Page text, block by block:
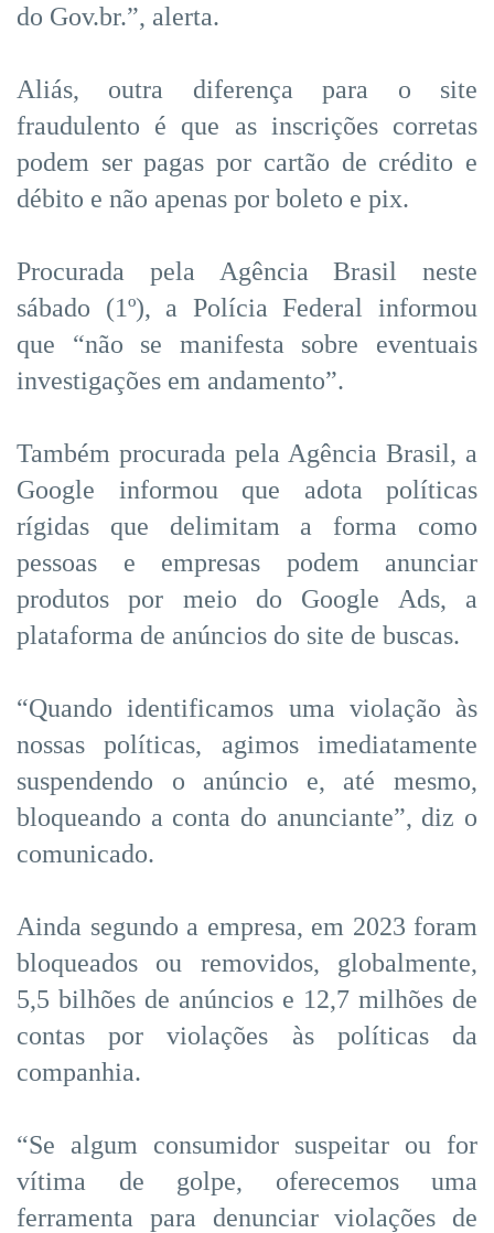
do Gov.br.”, alerta.
Aliás, outra diferença para o site
fraudulento é que as inscrições corretas
podem ser pagas por cartão de crédito e
débito e não apenas por boleto e pix.
Procurada pela Agência Brasil neste
sábado (1º), a Polícia Federal informou
que “não se manifesta sobre eventuais
investigações em andamento”.
Também procurada pela Agência Brasil, a
Google informou que adota políticas
rígidas que delimitam a forma como
pessoas e empresas podem anunciar
produtos por meio do Google Ads, a
plataforma de anúncios do site de buscas.
“Quando identificamos uma violação às
nossas políticas, agimos imediatamente
suspendendo o anúncio e, até mesmo,
bloqueando a conta do anunciante”, diz o
comunicado.
Ainda segundo a empresa, em 2023 foram
bloqueados ou removidos, globalmente,
5,5 bilhões de anúncios e 12,7 milhões de
contas por violações às políticas da
companhia.
“Se algum consumidor suspeitar ou for
vítima de golpe, oferecemos uma
ferramenta para denunciar violações de